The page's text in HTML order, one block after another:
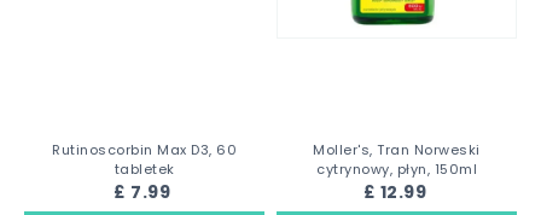
Rutinoscorbin Max D3, 60
tabletek
£ 7.99
Moller's, Tran Norweski
cytrynowy, płyn, 150ml
£ 12.99